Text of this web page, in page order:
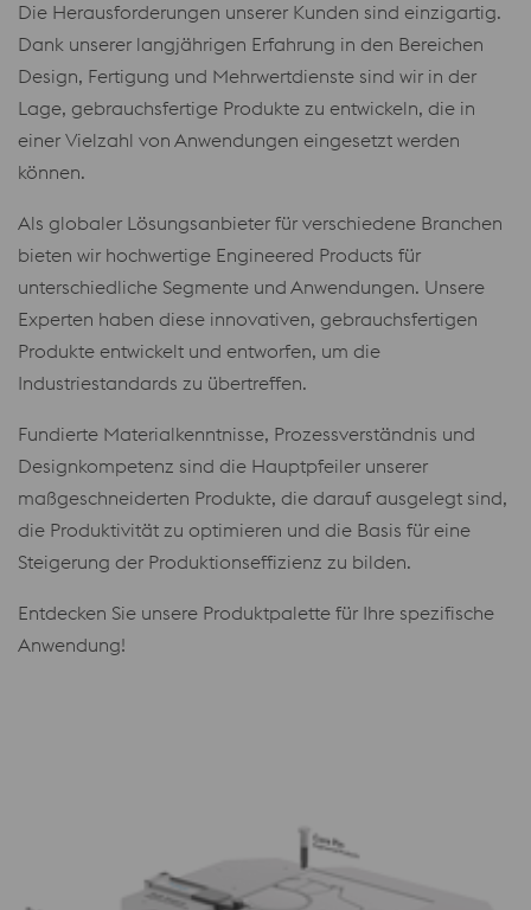
Die Herausforderungen unserer Kunden sind einzigartig.
Dank unserer langjährigen Erfahrung in den Bereichen
Design, Fertigung und Mehrwertdienste sind wir in der
Lage, gebrauchsfertige Produkte zu entwickeln, die in
einer Vielzahl von Anwendungen eingesetzt werden
können.
Als globaler Lösungsanbieter für verschiedene Branchen
bieten wir hochwertige Engineered Products für
unterschiedliche Segmente und Anwendungen. Unsere
Experten haben diese innovativen, gebrauchsfertigen
Produkte entwickelt und entworfen, um die
Industriestandards zu übertreffen.
Fundierte Materialkenntnisse, Prozessverständnis und
Designkompetenz sind die Hauptpfeiler unserer
maßgeschneiderten Produkte, die darauf ausgelegt sind,
die Produktivität zu optimieren und die Basis für eine
Steigerung der Produktionseffizienz zu bilden.
Entdecken Sie unsere Produktpalette für Ihre spezifische
Anwendung!